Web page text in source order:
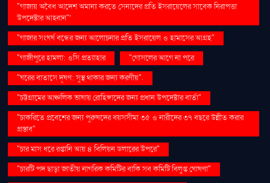
"গাজায় অবৈধ আদেশ অমান্য করতে সেনাদের প্রতি ইসরায়েলের সাবেক নিরাপত্তা
উপদেষ্টার আহ্বান"'
"গাজার সংঘর্ষ বন্ধের জন্য আলোচনার প্রতি ইসরায়েল ও হামাসের আগ্রহ"
"গাজীপুরে হামলা: ওসি প্রত্যাহার
"গোসলের আগে না পরে
"ঘরের বাতাসে দূষণ: সুস্থ থাকার জন্য করণীয়".
"চট্টগ্রামের আঞ্চলিক ভাষায় রোহিঙ্গাদের জন্য প্রধান উপদেষ্টার বার্তা"
"চাকরিতে প্রবেশের জন্য পুরুষদের বয়সসীমা ৩৫ ও নারীদের ৩৭ বছরে উন্নীত করার
প্রস্তাব"
"চার মাস ধরে রপ্তানি আয় ৪ বিলিয়ন ডলারের উপরে"
"চারটি পদ ছাড়া জাতীয় নাগরিক কমিটির বাকি সব কমিটি বিলুপ্ত ঘোষণা"